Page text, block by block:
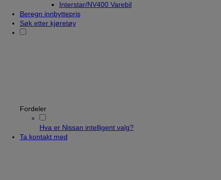
Interstar/NV400 Varebil
Beregn innbyttepris
Søk etter kjøretøy
Fordeler
Hva er Nissan intelligent valg?
Ta kontakt med